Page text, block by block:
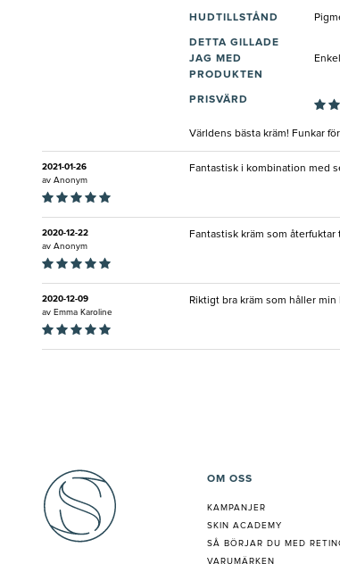
HUDTILLSTÅND
DETTA GILLADE
JAG MED
PRODUKTEN
PRISVÄRD
Världens bästa kräm! Funkar
2021-01-26
av Anonym
Fantastisk i kombination med
2020-12-22
av Anonym
Fantastisk kräm som
2020-12-09
av Emma Karoline
Riktigt bra kräm som håller min
OM OSS
KAMPANJER
SKIN ACADEMY
SÅ BÖRJAR DU MED
VARUMÄRKEN